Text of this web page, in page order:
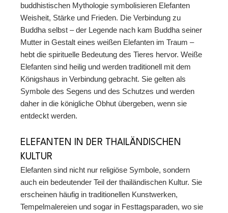
buddhistischen Mythologie symbolisieren Elefanten
Weisheit, Stärke und Frieden. Die Verbindung zu
Buddha selbst – der Legende nach kam Buddha seiner
Mutter in Gestalt eines weißen Elefanten im Traum –
hebt die spirituelle Bedeutung des Tieres hervor. Weiße
Elefanten sind heilig und werden traditionell mit dem
Königshaus in Verbindung gebracht. Sie gelten als
Symbole des Segens und des Schutzes und werden
daher in die königliche Obhut übergeben, wenn sie
entdeckt werden.
ELEFANTEN IN DER THAILÄNDISCHEN
KULTUR
Elefanten sind nicht nur religiöse Symbole, sondern
auch ein bedeutender Teil der thailändischen Kultur. Sie
erscheinen häufig in traditionellen Kunstwerken,
Tempelmalereien und sogar in Festtagsparaden, wo sie